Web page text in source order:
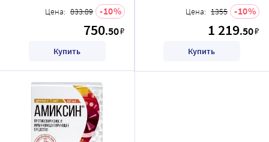
Цена: 833.89 10
750.50₽
Купить
Цена: 1355 10
1 219.50₽
Купить